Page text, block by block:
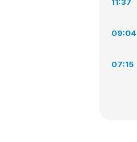
09:04
07:15